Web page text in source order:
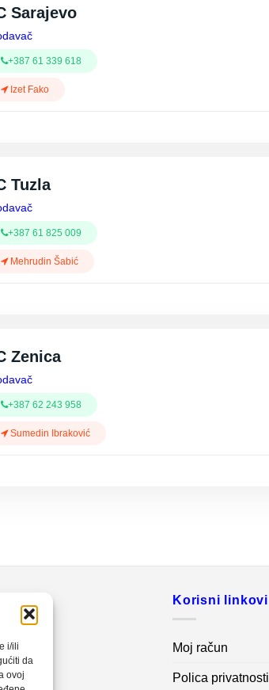
i/ili
da
ovoj
Sarajevo
+387 61 339 618
Izet Fako
Tuzla
+387 61 825 009
Mehrudin Šabić
Zenica
+387 62 243 958
Sumedin Ibraković
Korisni linkovi
Moj račun
Polica privatnosti